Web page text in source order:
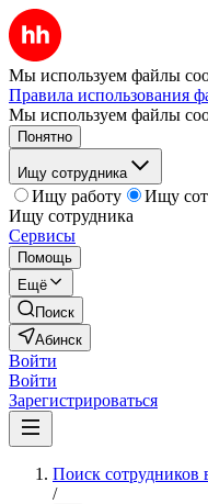
Мы используем файлы
Правила использования
Мы используем файлы
Понятно
Ищу сотрудника
Ищу работу
Ищу
Ищу сотрудника
Сервисы
Помощь
Ещё
Поиск
Абинск
Войти
Войти
Зарегистрироваться
Поиск сотрудников
/